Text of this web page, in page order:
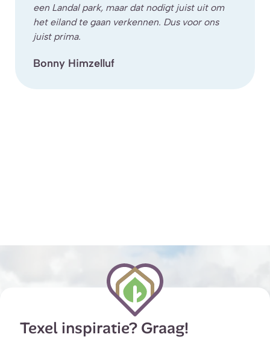
een Landal park, maar dat nodigt juist uit om
het eiland te gaan verkennen. Dus voor ons
juist prima.
Bonny Himzelluf
Texel inspiratie? Graag!